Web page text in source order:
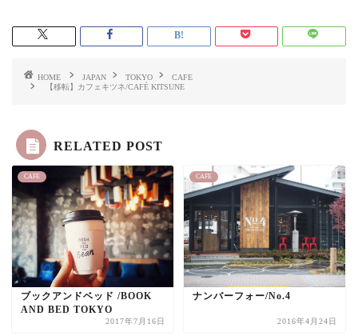
HOME JAPAN TOKYO
CAFE
【移転】カフェキツネ/CAFÉ KITSUNE
RELATED POST
CAFE
ブックアンドベッド /BOOK
AND BED TOKYO
2017年7月16日
CAFE
ナンバーフォー/No.4
2016年4月24日